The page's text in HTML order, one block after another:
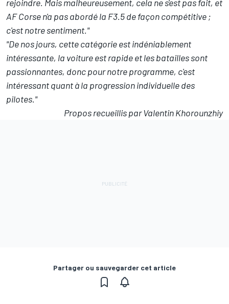
rejoindre. Mais malheureusement, cela ne s'est pas fait, et
AF Corse n'a pas abordé la F3.5 de façon compétitive ;
c'est notre sentiment."
"De nos jours, cette catégorie est indéniablement
intéressante, la voiture est rapide et les batailles sont
passionnantes, donc pour notre programme, c'est
intéressant quant à la progression individuelle des
pilotes."
Propos recueillis par Valentin Khorounzhiy
Partager ou sauvegarder cet article